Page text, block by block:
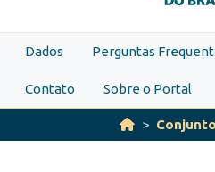
Dados Perguntas
Contato Sobre o Portal